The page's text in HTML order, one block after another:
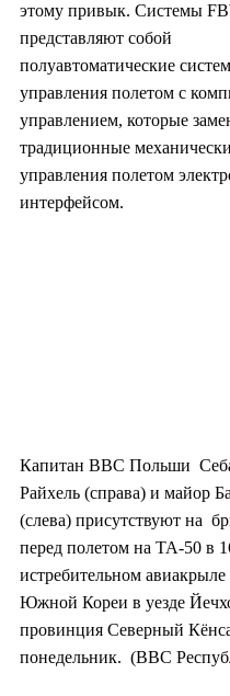
этому привык. Системы
представляют собой
полуавтоматические
управления полетом с
управлением, которые
традиционные
управления полетом
интерфейсом.
Капитан ВВС Польши
Райхель (справа) и майор
(слева) присутствуют на
перед полетом на ТА-50 в
истребительном
Южной Кореи в уезде
провинция Северный
понедельник.  (ВВС